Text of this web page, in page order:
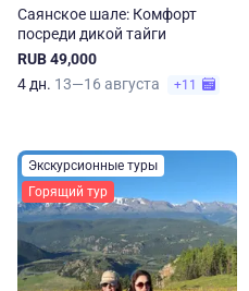
Саянское шале: Комфорт
посреди дикой тайги
RUB 49,000
4 дн. 13—16 августа +11
Экскурсионные туры
Горящий тур